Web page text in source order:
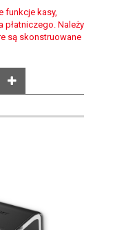
funkcje kasy,
płatniczego. Należy
są skonstruowane